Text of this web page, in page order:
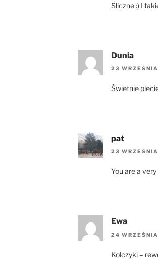
Śliczne :) I
Dunia
23
Świetnie
pat
23
You are a
Ewa
24
Kolczyki –